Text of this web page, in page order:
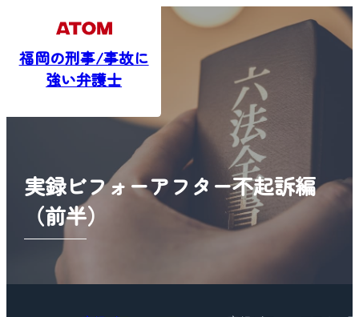
福岡の刑事/事故に
実録ビフォーアフター不起訴編
（前半）